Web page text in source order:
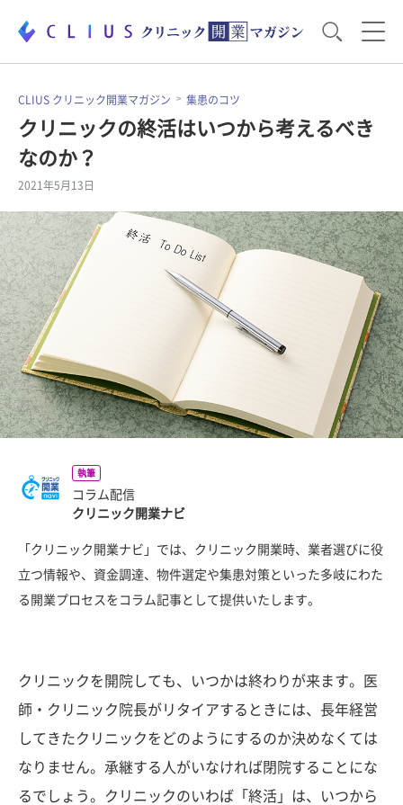
お役立ち資料 運営・経営のポイント
開業医のリアル
電子カルテ・ICT 医療機器・事務機器
集患のコツ
CLIUS クリニック開業マガジン 集患のコツ
クリニックの終活はいつから考えるべき
なのか？
2021年5月13日
執筆
コラム配信
クリニック開業ナビ
「クリニック開業ナビ」では、クリニック開業時、業者選びに役
立つ情報や、資金調達、物件選定や集患対策といった多岐にわた
る開業プロセスをコラム記事として提供いたします。
クリニックを開院しても、いつかは終わりが来ます。医
師・クリニック院長がリタイアするときには、長年経営
してきたクリニックをどのようにするのか決めなくては
なりません。承継する人がいなければ閉院することにな
るでしょう。クリニックのいわば「終活」は、いつから